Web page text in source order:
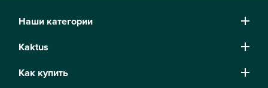
Наши категории
Kaktus
Как купить